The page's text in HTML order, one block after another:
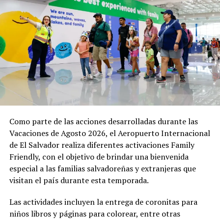
CNR celebra 30 años
innovando en la
transformación de El
Salvador
23 abril, 2024
En «Nacionales»
UP NEXT
Uber planea ensayo de robotaxis en Tokio en alianza con
Nissan y Wayve
DON'T MISS
La Dirección de Integración tiene nueva sede en
Sonsonate
Nacional de Protección Civil se han desplegado en
distintos puntos estratégicos para acompañar el
desarrollo de esta y otras actividades. Equipos de
primera respuesta, personal de salud y cuerpos de
socorro permanecen atentos para brindar atención
inmediata en caso de cualquier eventualidad.
El Gobierno reafirma su compromiso de garantizar que
estas expresiones de fe se desarrollen en un ambiente
seguro, permitiendo que la población viva plenamente
sus tradiciones en el corazón de la capital.
Comparte esto:
Facebook X
Como parte de las acciones desarrolladas durante las
Vacaciones de Agosto 2026, el Aeropuerto Internacional
de El Salvador realiza diferentes activaciones Family
Friendly, con el objetivo de brindar una bienvenida
especial a las familias salvadoreñas y extranjeras que
visitan el país durante esta temporada.
Las actividades incluyen la entrega de coronitas para
niños libros y páginas para colorear, entre otras